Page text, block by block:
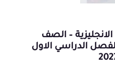
– الصف
الدراسي الاول